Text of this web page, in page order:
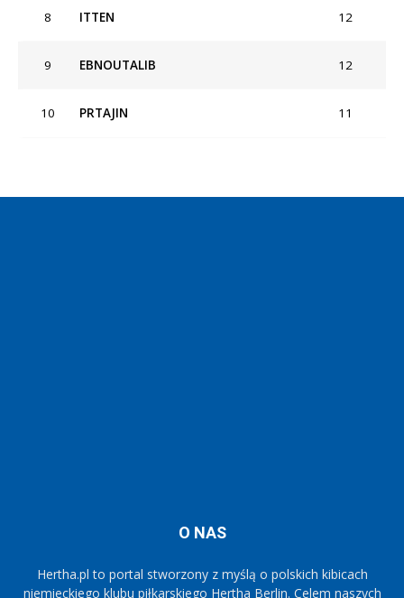
8 ITTEN 12
9 EBNOUTALIB 12
10 PRTAJIN 11
O NAS
Hertha.pl to portal stworzony z myślą o polskich kibicach
niemieckiego klubu piłkarskiego Hertha Berlin. Celem naszych